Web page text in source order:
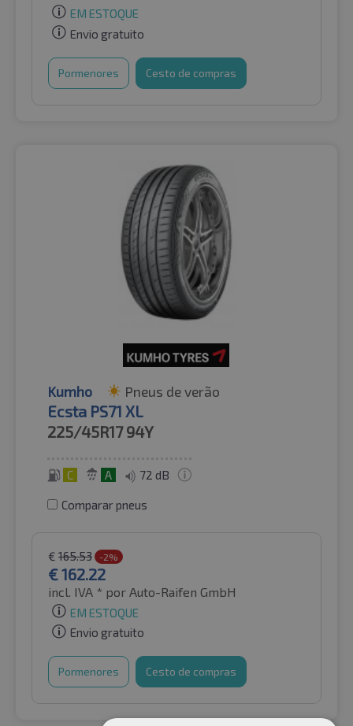
EM ESTOQUE
Envio gratuito
Pormenores Cesto de compras
Kumho Pneus de verão
Ecsta PS71 XL
225/45R17 94Y
C A 72 dB
Comparar pneus
€ 165.53 -2%
€162.22
incl. IVA * por Auto-Raifen GmbH
EM ESTOQUE
Envio gratuito
Pormenores Cesto de compras